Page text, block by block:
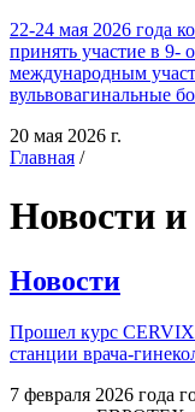
22-24 мая 2026 года
принять участие в
международным
вульвовагинальные
20 мая 2026 г.
Главная /
Новости
Новости
Прошел курс CERVIX
станции врача-
7 февраля 2026 года